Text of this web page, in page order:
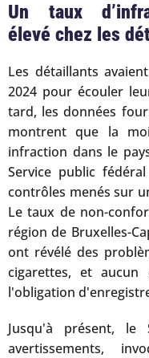
Un taux
élevé chez les
Les détaillants
2024 pour écouler
tard, les données
montrent que la
infraction dans le
Service public
contrôles menés sur
Le taux de non-
région de Bruxelles-
ont révélé des
cigarettes, et aucun
l'obligation
Jusqu'à présent, le
avertissements,